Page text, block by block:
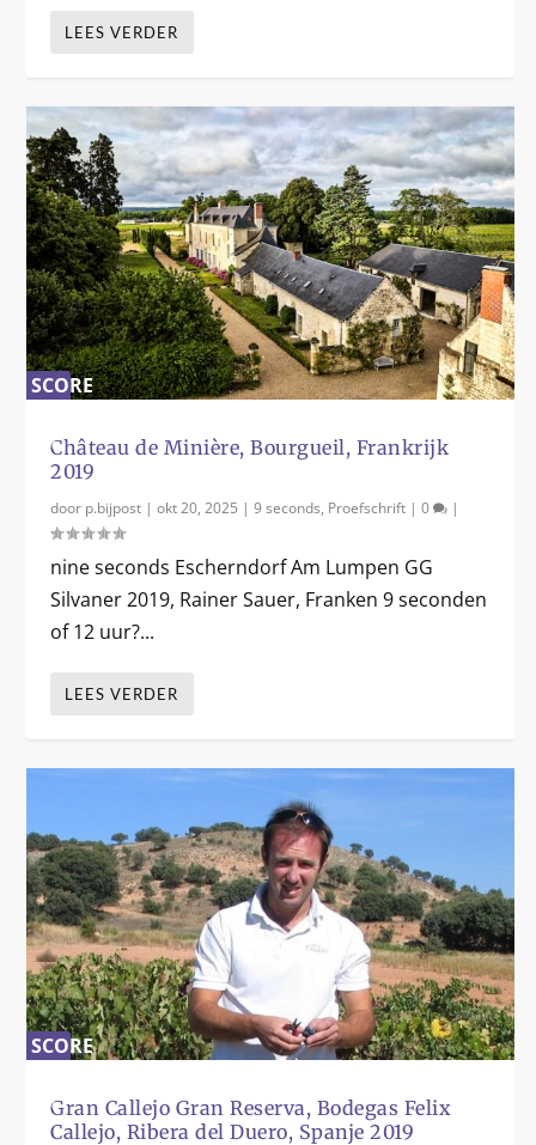
LEES VERDER
SCORE
%
Château de Minière, Bourgueil, Frankrijk
2019
door p.bijpost |okt 20, 2025 |9 seconds, Proefschrift |0 |
nine seconds Escherndorf Am Lumpen GG
Silvaner 2019, Rainer Sauer, Franken 9 seconden
of 12 uur?...
LEES VERDER
SCORE
%
Gran Callejo Gran Reserva, Bodegas Felix
Callejo, Ribera del Duero, Spanje 2019